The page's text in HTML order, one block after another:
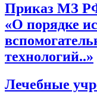
Приказ МЗ
«О порядке
технологий..»
Лечебные